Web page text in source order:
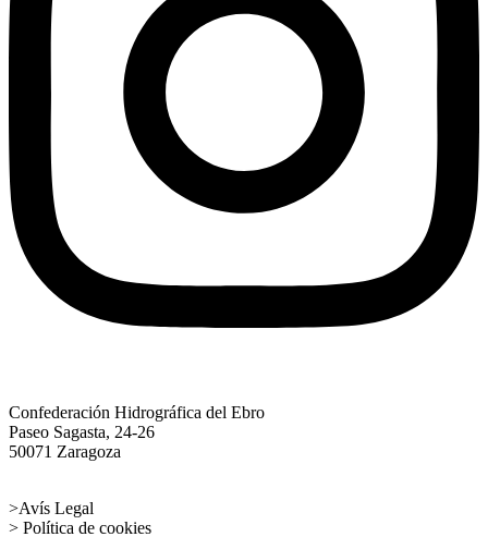
Confederación Hidrográfica del Ebro
Paseo Sagasta, 24-26
50071 Zaragoza
>Avís Legal
> Política de cookies